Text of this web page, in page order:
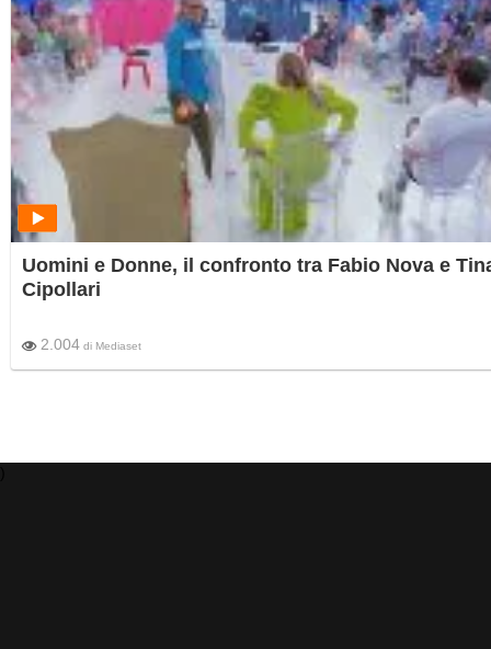
Uomini e Donne, il confronto tra Fabio Nova e
Cipollari
2.004 di Mediaset